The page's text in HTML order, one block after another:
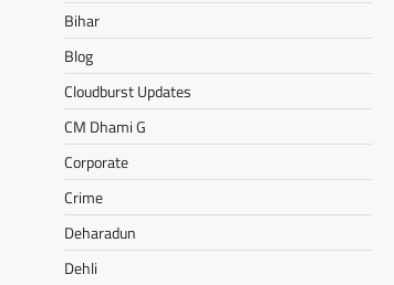
Bihar
Blog
Cloudburst Updates
CM Dhami G
Corporate
Crime
Deharadun
Dehli